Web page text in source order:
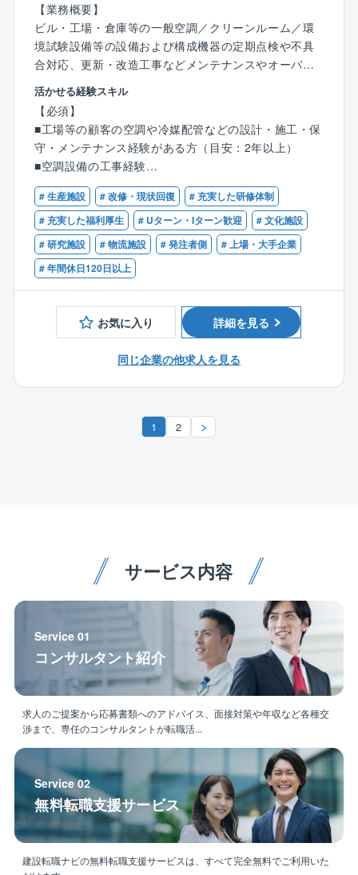
【教育/資格取得支援】
資格受験料の支給、講習会費用の負担など資格支援制
度が充実しており、技術者として成長する機会が豊富
な環境です。
部署内では不定期開催にはなりますが、勉強会なども
催しております。
【同社の特徴】
2012年1月に石原化工建設株式会社から分割し、技術
た。工場の自家発設備の計画、設計、建設、保守、操
業に関わる全てのサービスを提供しております。
「石原産業四日市工場で生まれ、育ち、日本のどこに
でも、さらには世界にも通用する、工場設備に関わる
すべてのサービスを提供する会社」を目指しておりま
す。
【業務概要】
ビル・工場・倉庫等の一般空調／クリーンルーム／環
境試験設備等の設備および構成機器の定期点検や不具
合対応、更新・改造工事などメンテナンスやオーバー
ホール工事をご担当頂きます。
※実務は協力会社への外注となり、現場管理や顧客折衝
をお任せします
※入社直後は業務を知ってもらうために実作業も発生す
る場合もございます。
【業務詳細】
社内：整備計画、見積積算、手配、施工計画等
社外：定期点検、客先提案、営業、緊急対応、試運転
立会い等
点検回数：1件あたり年2～4回かつ日帰りメイン（大型
す。）
【働き方】
・夜間対応は基幹職が対応、また、協力会社に依頼さ
なることはほぼございません。
・チームで交代して代休を取得。（代休取得率：7
などが支給されます。
・毎年5連続の有給休暇を全社員取得
・コンタクトセンターで1次対応する等、急な夜間対応
などが発生しない体制を整えています。
・OJT等、年単位でしっかり学べる環境があります。
40代で管理職（グループ長/課長クラス）になり、現場
全体のマネジメントにつかれる方もいらっしゃれば、
現場の若手の教育を行う講師のような立場で現場での
キャリアを積まれる方もいらっしゃいます。ご本人の
適正・スキル及び希望等を鑑みてご判断いたします。
【同社の特徴】
電機・機械・医薬・化学・食品メーカーなどを中心に
事業展開。取引先のほとんどを大手企業が占めます。
空調にとどまらず、冷凍設備、クリーンルーム、環境
活かせる経験スキル
【必須】
■工場等の顧客の空調や冷媒配管などの設計・施工・保
守・メンテナンス経験がある方（目安：2年以上）
■空調設備の工事経験
※30代後半以上は業務にかかわる資格保有者が望ましい
（2級電気工事施工管理技士 2級管工事施工管理技
士、冷凍機械責任者(1～3種)など）
【歓迎】
■冷凍機械責任者(1～3種)、管工事施工管理技士、電気
工事施工管理技士、電気工事士の資格を有する方
■冷凍機やチラー、熱源機器などのサービスエンジニア
やメンテナンス、保守経験を有する方
# 生産施設 # 改修・現状回復
# 充実した研修体制
# 充実した福利厚生
# Uターン・Iターン歓迎
# 文化施設
# 研究施設
# 物流施設 # 発注者側
# 上場・大手企業
# 年間休日120日以上
お気に入り 詳細を見る
同じ企業の他求人を見る
1 2
サービス内容
Service 01
コンサルタント紹介
求人のご提案から応募書類へのアドバイス、面接対策や年収など各種交
渉まで、専任のコンサルタントが転職活...
Service 02
無料転職支援サービス
建設転職ナビの無料転職支援サービスは、すべて完全無料でご利用いた